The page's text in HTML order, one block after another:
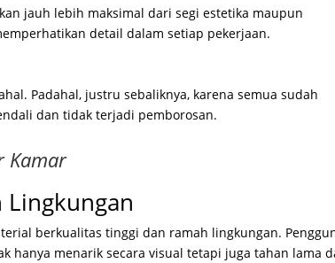
jauh lebih maksimal dari segi estetika maupun
detail dalam setiap pekerjaan.
Padahal, justru sebaliknya, karena semua sudah
dan tidak terjadi pemborosan.
Kamar
berkualitas tinggi dan ramah lingkungan.
hanya menarik secara visual tetapi juga tahan lama